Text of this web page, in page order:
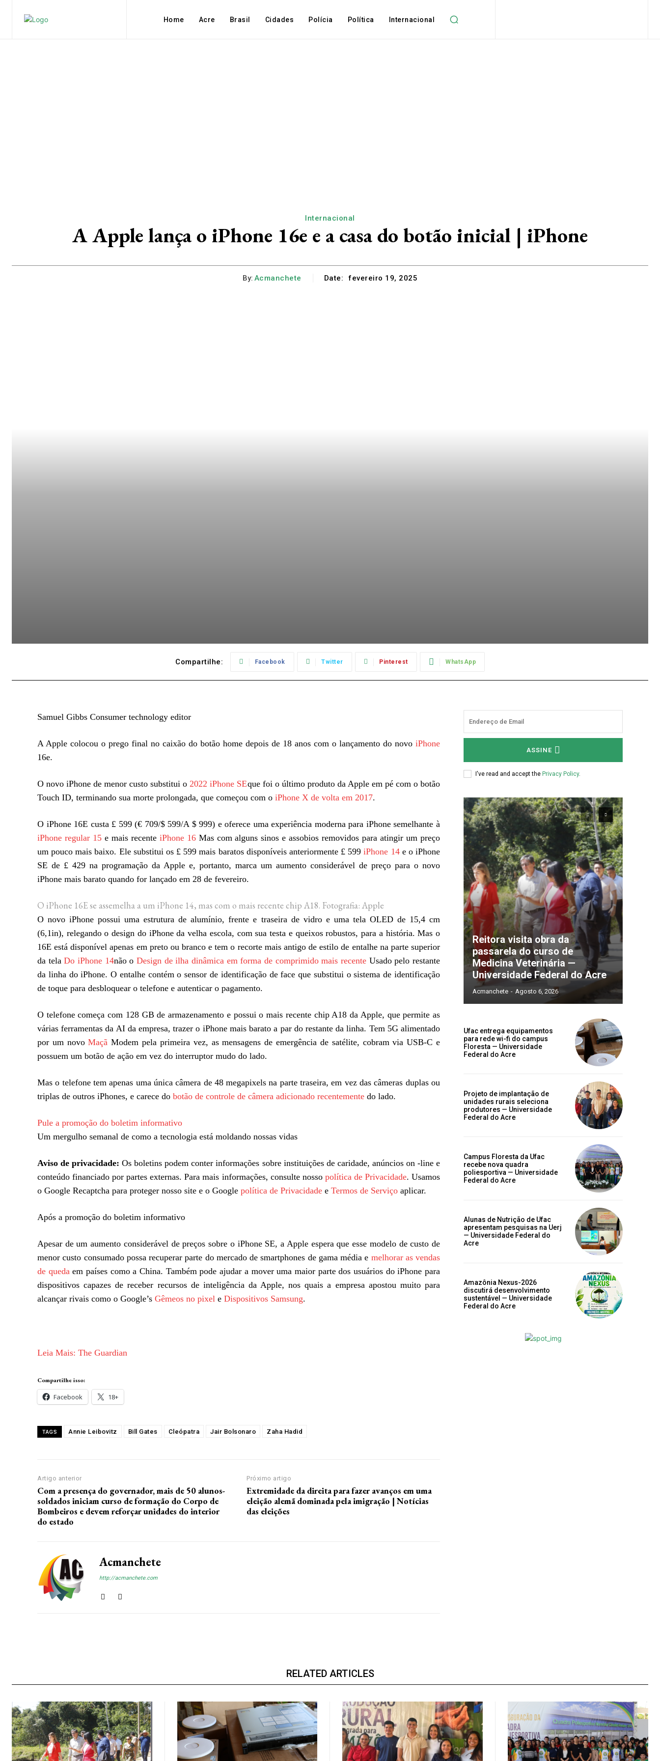
Home Acre Brasil Cidades Polícia Política Internacional
Internacional
A Apple lança o iPhone 16e e a casa do botão inicial | iPhone
By: Acmanchete Date: fevereiro 19, 2025
Compartilhe: Facebook Twitter Pinterest WhatsApp
Samuel Gibbs Consumer technology editor
A Apple colocou o prego final no caixão do botão home depois de 18 anos com o lançamento do novo iPhone
16e.
O novo iPhone de menor custo substitui o2022 iPhone SEque foi o último produto da Apple em pé com o botão
Touch ID, terminando sua morte prolongada, que começou com o iPhone X de volta em 2017.
O iPhone 16E custa £ 599 (€ 709/$ 599/A $ 999) e oferece uma experiência moderna para iPhone semelhante à
iPhone regular 15e mais recente iPhone 16Mas com alguns sinos e assobios removidos para atingir um preço
um pouco mais baixo. Ele substitui os £ 599 mais baratos disponíveis anteriormente £ 599iPhone 14e o iPhone
SE de £ 429 na programação da Apple e, portanto, marca um aumento considerável de preço para o novo
iPhone mais barato quando for lançado em 28 de fevereiro.
O iPhone 16E se assemelha a um iPhone 14, mas com o mais recente chip A18. Fotografia: Apple
O novo iPhone possui uma estrutura de alumínio, frente e traseira de vidro e uma tela OLED de 15,4 cm
(6,1in), relegando o design do iPhone da velha escola, com sua testa e queixos robustos, para a história. Mas o
16E está disponível apenas em preto ou branco e tem o recorte mais antigo de estilo de entalhe na parte superior
da telaDo iPhone 14não oDesign de ilha dinâmica em forma de comprimido mais recente Usado pelo restante
da linha do iPhone. O entalhe contém o sensor de identificação de face que substitui o sistema de identificação
de toque para desbloquear o telefone e autenticar o pagamento.
O telefone começa com 128 GB de armazenamento e possui o mais recente chip A18 da Apple, que permite as
várias ferramentas da AI da empresa, trazer o iPhone mais barato a par do restante da linha. Tem 5G alimentado
por um novoMaçã Modem pela primeira vez, as mensagens de emergência de satélite, cobram via USB-C e
possuem um botão de ação em vez do interruptor mudo do lado.
Mas o telefone tem apenas uma única câmera de 48 megapixels na parte traseira, em vez das câmeras duplas ou
triplas de outros iPhones, e carece do botão de controle de câmera adicionado recentemente do lado.
Pule a promoção do boletim informativo
Um mergulho semanal de como a tecnologia está moldando nossas vidas
Aviso de privacidade:Os boletins podem conter informações sobre instituições de caridade, anúncios on -line e
conteúdo financiado por partes externas. Para mais informações, consulte nosso política de Privacidade. Usamos
o Google Recaptcha para proteger nosso site e o Google política de Privacidade e Termos de Serviço aplicar.
Após a promoção do boletim informativo
Apesar de um aumento considerável de preços sobre o iPhone SE, a Apple espera que esse modelo de custo de
menor custo consumado possa recuperar parte do mercado de smartphones de gama média e melhorar as vendas
de quedaem países como a China. Também pode ajudar a mover uma maior parte dos usuários do iPhone para
dispositivos capazes de receber recursos de inteligência da Apple, nos quais a empresa apostou muito para
alcançar rivais como o Google’s Gêmeos no pixel e Dispositivos Samsung.
Leia Mais: The Guardian
Compartilhe isso:
Facebook 18+
TAGS Annie Leibovitz Bill Gates Cleópatra Jair Bolsonaro Zaha Hadid
Artigo anterior
Com a presença do governador, mais de 50 alunos-
soldados iniciam curso de formação do Corpo de
Bombeiros e devem reforçar unidades do interior
do estado
Próximo artigo
Extremidade da direita para fazer avanços em uma
eleição alemã dominada pela imigração | Notícias
das eleições
Acmanchete
http://acmanchete.com
ASSINE
I've read and accept the Privacy Policy.
Reitora visita obra da
passarela do curso de
Medicina Veterinária —
Universidade Federal do Acre
Acmanchete - Agosto 6, 2026
Ufac entrega equipamentos
para rede wi-fi do campus
Floresta — Universidade
Federal do Acre
Projeto de implantação de
unidades rurais seleciona
produtores — Universidade
Federal do Acre
Campus Floresta da Ufac
recebe nova quadra
poliesportiva — Universidade
Federal do Acre
Alunas de Nutrição de Ufac
apresentam pesquisas na Uerj
— Universidade Federal do
Acre
Amazônia Nexus-2026
discutirá desenvolvimento
sustentável — Universidade
Federal do Acre
RELATED ARTICLES